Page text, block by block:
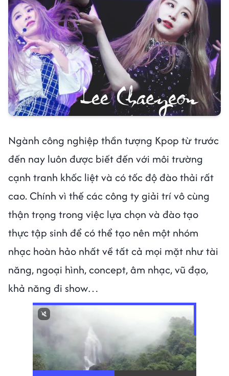
Ngành công nghiệp thần tượng Kpop từ trước
đến nay luôn được biết đến với môi trường
cạnh tranh khốc liệt và có tốc độ đào thải rất
cao. Chính vì thế các công ty giải trí vô cùng
thận trọng trong việc lựa chọn và đào tạo
thực tập sinh để có thể tạo nên một nhóm
nhạc hoàn hảo nhất về tất cả mọi mặt như tài
năng, ngoại hình, concept, âm nhạc, vũ đạo,
khả năng đi show…